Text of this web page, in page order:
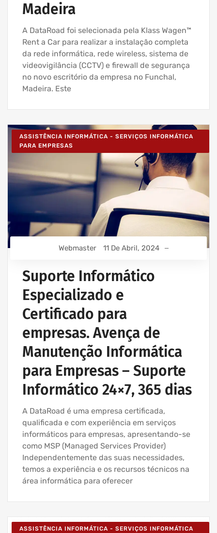
Madeira
A DataRoad foi selecionada pela Klass Wagen™
Rent a Car para realizar a instalação completa
da rede informática, rede wireless, sistema de
videovigilância (CCTV) e firewall de segurança
no novo escritório da empresa no Funchal,
Madeira. Este
ASSISTÊNCIA INFORMÁTICA - SERVIÇOS INFORMÁTICA
PARA EMPRESAS
Webmaster 11 De Abril, 2024
Suporte Informático
Especializado e
Certificado para
empresas. Avença de
Manutenção Informática
para Empresas – Suporte
Informático 24×7, 365 dias
A DataRoad é uma empresa certificada,
qualificada e com experiência em serviços
informáticos para empresas, apresentando-se
como MSP (Managed Services Provider)
Independentemente das suas necessidades,
temos a experiência e os recursos técnicos na
área informática para oferecer
ASSISTÊNCIA INFORMÁTICA - SERVIÇOS INFORMÁTICA